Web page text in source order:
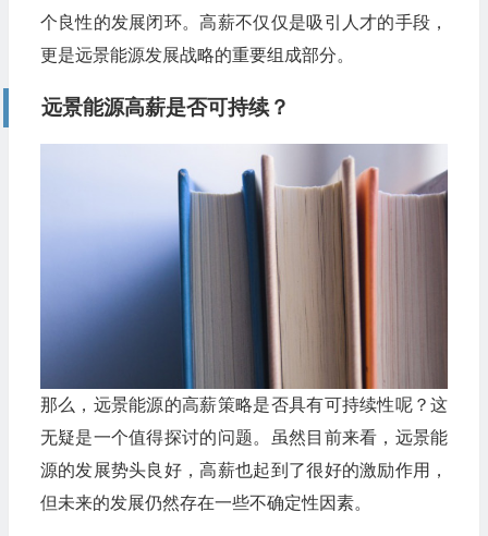
个良性的发展闭环。高薪不仅仅是吸引人才的手段，
更是远景能源发展战略的重要组成部分。
远景能源高薪是否可持续？
那么，远景能源的高薪策略是否具有可持续性呢？这
无疑是一个值得探讨的问题。虽然目前来看，远景能
源的发展势头良好，高薪也起到了很好的激励作用，
但未来的发展仍然存在一些不确定性因素。